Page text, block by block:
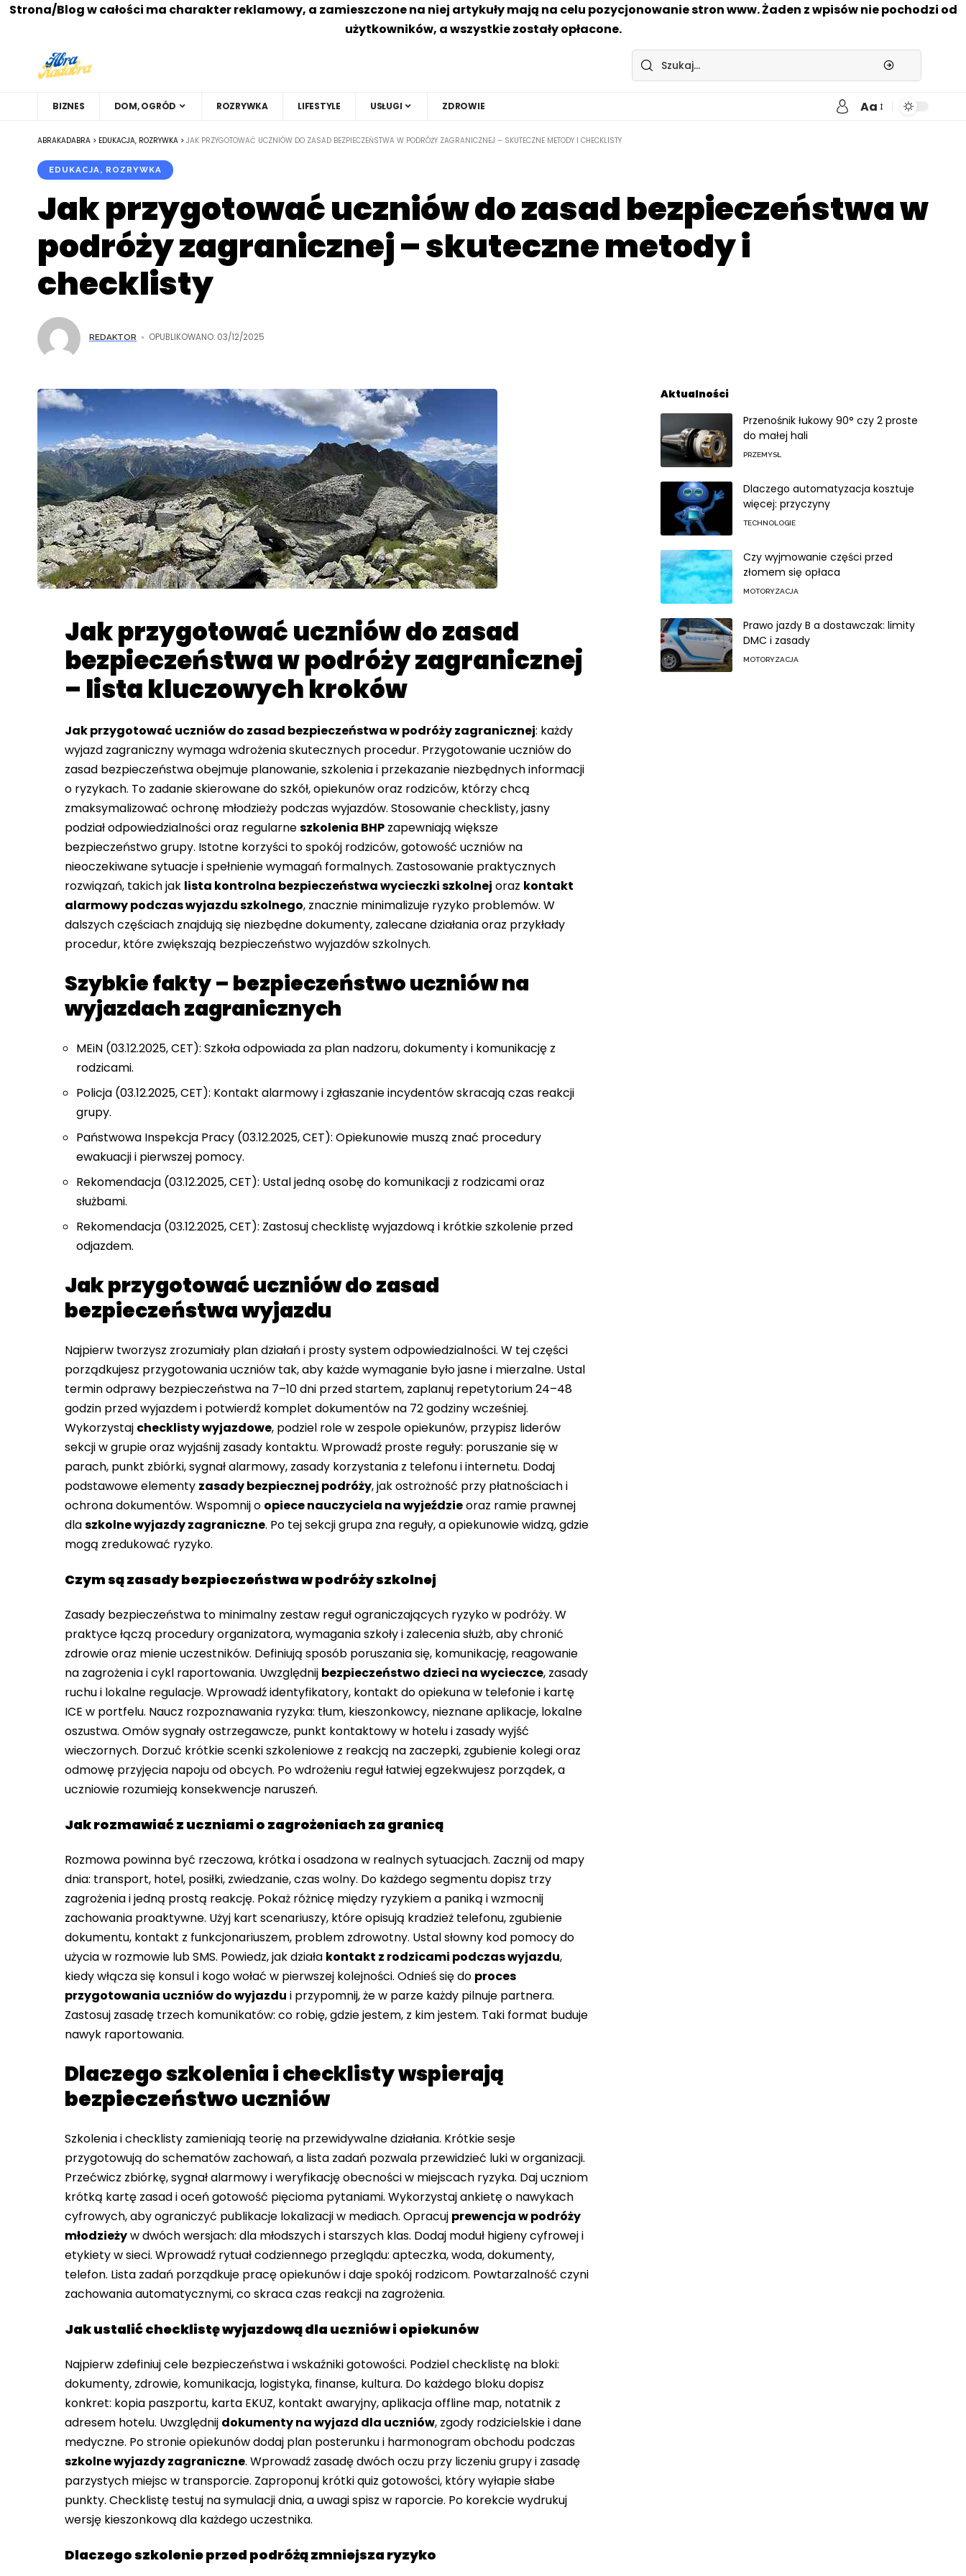
Strona/Blog w całości ma charakter reklamowy, a zamieszczone na niej artykuły mają na celu pozycjonowanie stron www. Żaden z wpisów nie pochodzi od
użytkowników, a wszystkie zostały opłacone.
BIZNES DOM, OGRÓD ROZRYWKA LIFESTYLE USŁUGI ZDROWIE Aa
ABRAKADABRA > EDUKACJA, ROZRYWKA > JAK PRZYGOTOWAĆ UCZNIÓW DO ZASAD BEZPIECZEŃSTWA W PODRÓŻY ZAGRANICZNEJ – SKUTECZNE METODY I CHECKLISTY
EDUKACJA, ROZRYWKA
Jak przygotować uczniów do zasad bezpieczeństwa w
podróży zagranicznej – skuteczne metody i
checklisty
REDAKTOR OPUBLIKOWANO: 03/12/2025
Jak przygotować uczniów do zasad
bezpieczeństwa w podróży zagranicznej
– lista kluczowych kroków
Jak przygotować uczniów do zasad bezpieczeństwa w podróży zagranicznej: każdy
wyjazd zagraniczny wymaga wdrożenia skutecznych procedur. Przygotowanie uczniów do
zasad bezpieczeństwa obejmuje planowanie, szkolenia i przekazanie niezbędnych informacji
o ryzykach. To zadanie skierowane do szkół, opiekunów oraz rodziców, którzy chcą
zmaksymalizować ochronę młodzieży podczas wyjazdów. Stosowanie checklisty, jasny
podział odpowiedzialności oraz regularneszkolenia BHP zapewniają większe
bezpieczeństwo grupy. Istotne korzyści to spokój rodziców, gotowość uczniów na
nieoczekiwane sytuacje i spełnienie wymagań formalnych. Zastosowanie praktycznych
rozwiązań, takich jak lista kontrolna bezpieczeństwa wycieczki szkolnej oraz kontakt
alarmowy podczas wyjazdu szkolnego, znacznie minimalizuje ryzyko problemów. W
dalszych częściach znajdują się niezbędne dokumenty, zalecane działania oraz przykłady
procedur, które zwiększają bezpieczeństwo wyjazdów szkolnych.
Szybkie fakty – bezpieczeństwo uczniów na
wyjazdach zagranicznych
MEiN (03.12.2025, CET): Szkoła odpowiada za plan nadzoru, dokumenty i komunikację z
rodzicami.
Policja (03.12.2025, CET): Kontakt alarmowy i zgłaszanie incydentów skracają czas reakcji
grupy.
Państwowa Inspekcja Pracy (03.12.2025, CET): Opiekunowie muszą znać procedury
ewakuacji i pierwszej pomocy.
Rekomendacja (03.12.2025, CET): Ustal jedną osobę do komunikacji z rodzicami oraz
służbami.
Rekomendacja (03.12.2025, CET): Zastosuj checklistę wyjazdową i krótkie szkolenie przed
odjazdem.
Jak przygotować uczniów do zasad
bezpieczeństwa wyjazdu
Najpierw tworzysz zrozumiały plan działań i prosty system odpowiedzialności. W tej części
porządkujesz przygotowania uczniów tak, aby każde wymaganie było jasne i mierzalne. Ustal
termin odprawy bezpieczeństwa na 7–10 dni przed startem, zaplanuj repetytorium 24–48
godzin przed wyjazdem i potwierdź komplet dokumentów na 72 godziny wcześniej.
Wykorzystaj checklisty wyjazdowe, podziel role w zespole opiekunów, przypisz liderów
sekcji w grupie oraz wyjaśnij zasady kontaktu. Wprowadź proste reguły: poruszanie się w
parach, punkt zbiórki, sygnał alarmowy, zasady korzystania z telefonu i internetu. Dodaj
podstawowe elementy zasady bezpiecznej podróży, jak ostrożność przy płatnościach i
ochrona dokumentów. Wspomnij o opiece nauczyciela na wyjeździeoraz ramie prawnej
dlaszkolne wyjazdy zagraniczne. Po tej sekcji grupa zna reguły, a opiekunowie widzą, gdzie
mogą zredukować ryzyko.
Czym są zasady bezpieczeństwa w podróży szkolnej
Zasady bezpieczeństwa to minimalny zestaw reguł ograniczających ryzyko w podróży. W
praktyce łączą procedury organizatora, wymagania szkoły i zalecenia służb, aby chronić
zdrowie oraz mienie uczestników. Definiują sposób poruszania się, komunikację, reagowanie
na zagrożenia i cykl raportowania. Uwzględnij bezpieczeństwo dzieci na wycieczce, zasady
ruchu i lokalne regulacje. Wprowadź identyfikatory, kontakt do opiekuna w telefonie i kartę
ICE w portfelu. Naucz rozpoznawania ryzyka: tłum, kieszonkowcy, nieznane aplikacje, lokalne
oszustwa. Omów sygnały ostrzegawcze, punkt kontaktowy w hotelu i zasady wyjść
wieczornych. Dorzuć krótkie scenki szkoleniowe z reakcją na zaczepki, zgubienie kolegi oraz
odmowę przyjęcia napoju od obcych. Po wdrożeniu reguł łatwiej egzekwujesz porządek, a
uczniowie rozumieją konsekwencje naruszeń.
Jak rozmawiać z uczniami o zagrożeniach za granicą
Rozmowa powinna być rzeczowa, krótka i osadzona w realnych sytuacjach. Zacznij od mapy
dnia: transport, hotel, posiłki, zwiedzanie, czas wolny. Do każdego segmentu dopisz trzy
zagrożenia i jedną prostą reakcję. Pokaż różnicę między ryzykiem a paniką i wzmocnij
zachowania proaktywne. Użyj kart scenariuszy, które opisują kradzież telefonu, zgubienie
dokumentu, kontakt z funkcjonariuszem, problem zdrowotny. Ustal słowny kod pomocy do
użycia w rozmowie lub SMS. Powiedz, jak działa kontakt z rodzicami podczas wyjazdu,
kiedy włącza się konsul i kogo wołać w pierwszej kolejności. Odnieś się do proces
przygotowania uczniów do wyjazdu i przypomnij, że w parze każdy pilnuje partnera.
Zastosuj zasadę trzech komunikatów: co robię, gdzie jestem, z kim jestem. Taki format buduje
nawyk raportowania.
Dlaczego szkolenia i checklisty wspierają
bezpieczeństwo uczniów
Szkolenia i checklisty zamieniają teorię na przewidywalne działania. Krótkie sesje
przygotowują do schematów zachowań, a lista zadań pozwala przewidzieć luki w organizacji.
Przećwicz zbiórkę, sygnał alarmowy i weryfikację obecności w miejscach ryzyka. Daj uczniom
krótką kartę zasad i oceń gotowość pięcioma pytaniami. Wykorzystaj ankietę o nawykach
cyfrowych, aby ograniczyć publikacje lokalizacji w mediach. Opracuj prewencja w podróży
młodzieżyw dwóch wersjach: dla młodszych i starszych klas. Dodaj moduł higieny cyfrowej i
etykiety w sieci. Wprowadź rytuał codziennego przeglądu: apteczka, woda, dokumenty,
telefon. Lista zadań porządkuje pracę opiekunów i daje spokój rodzicom. Powtarzalność czyni
zachowania automatycznymi, co skraca czas reakcji na zagrożenia.
Jak ustalić checklistę wyjazdową dla uczniów i opiekunów
Najpierw zdefiniuj cele bezpieczeństwa i wskaźniki gotowości. Podziel checklistę na bloki:
dokumenty, zdrowie, komunikacja, logistyka, finanse, kultura. Do każdego bloku dopisz
konkret: kopia paszportu, karta EKUZ, kontakt awaryjny, aplikacja offline map, notatnik z
adresem hotelu. Uwzględnij dokumenty na wyjazd dla uczniów, zgody rodzicielskie i dane
medyczne. Po stronie opiekunów dodaj plan posterunku i harmonogram obchodu podczas
szkolne wyjazdy zagraniczne. Wprowadź zasadę dwóch oczu przy liczeniu grupy i zasadę
parzystych miejsc w transporcie. Zaproponuj krótki quiz gotowości, który wyłapie słabe
punkty. Checklistę testuj na symulacji dnia, a uwagi spisz w raporcie. Po korekcie wydrukuj
wersję kieszonkową dla każdego uczestnika.
Dlaczego szkolenie przed podróżą zmniejsza ryzyko
Aktualności
Przenośnik łukowy 90° czy 2 proste
do małej hali
PRZEMYSŁ
Dlaczego automatyzacja kosztuje
więcej: przyczyny
TECHNOLOGIE
Czy wyjmowanie części przed
złomem się opłaca
MOTORYZACJA
Prawo jazdy B a dostawczak: limity
DMC i zasady
MOTORYZACJA